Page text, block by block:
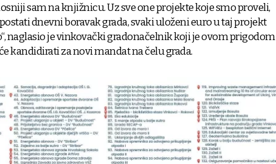
sam na knjižnicu. Uz sve one projekte koje smo proveli,
dnevni boravak grada, svaki uloženi euro u taj projekt
naglasio je vinkovački gradonačelnik koji je ovom prigodom
kandidirati za novi mandat na čelu grada.